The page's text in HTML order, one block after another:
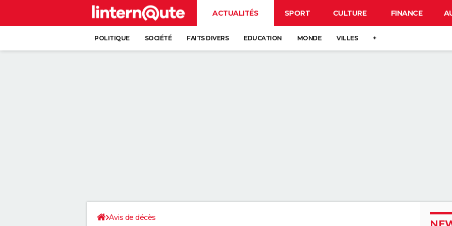
ACTUALITÉS SPORT CULTURE FINANCE
POLITIQUE SOCIÉTÉ FAITS DIVERS EDUCATION MONDE VILLES +
Avis de décès